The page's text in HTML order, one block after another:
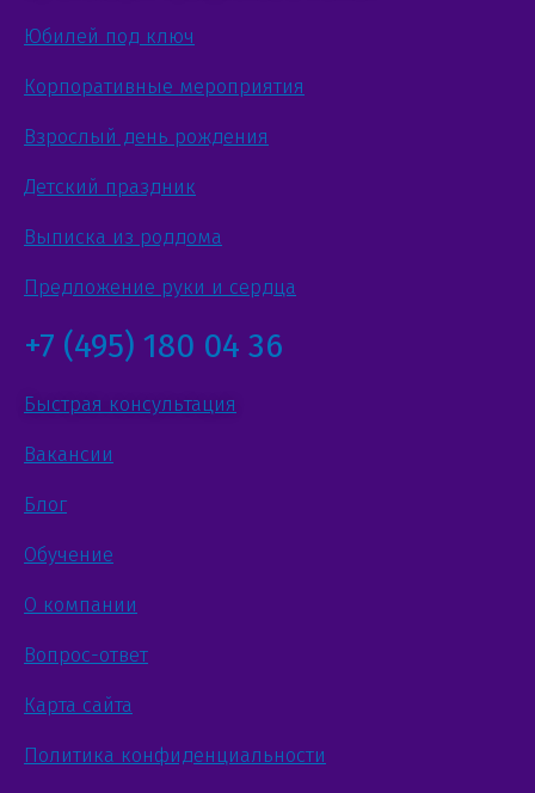
Юбилей под ключ
Корпоративные мероприятия
Взрослый день рождения
Детский праздник
Выписка из роддома
Предложение руки и сердца
+7 (495) 180 04 36
Быстрая консультация
Вакансии
Блог
Обучение
О компании
Вопрос-ответ
Карта сайта
Политика конфиденциальности